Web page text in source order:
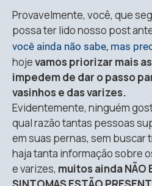
Provavelmente, você, que
possa ter lido nosso post
você ainda não sabe, mas
hojevamos priorizar mais
impedem de dar o passo
vasinhos e das varizes.
Evidentemente, ninguém
qual razão tantas pessoas
em suas pernas, sem buscar
haja tanta informação sobre
e varizes, muitos ainda NÃO